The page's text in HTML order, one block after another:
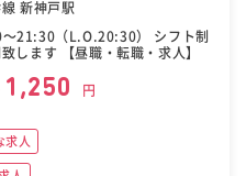
新神戸駅
21:30（L.O.20:30） シフト制
します 【昼職・転職・求人】
1,250 円
求人